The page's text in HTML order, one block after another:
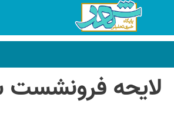
لایحه فرونشست